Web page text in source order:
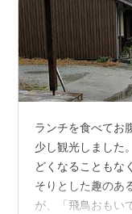
ランチを食べてお
少し観光しました
どくなることもな
そりとした趣のあ
が、「飛鳥おもい